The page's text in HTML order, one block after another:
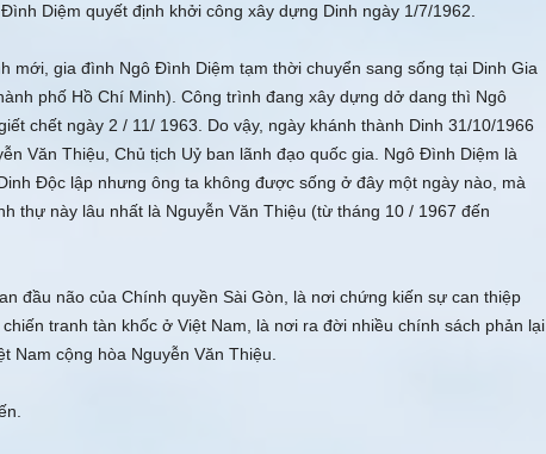
Diệm quyết định khởi công xây dựng Dinh ngày 1/7/1962.
mới, gia đình Ngô Ðình Diệm tạm thời chuyển sang sống tại Dinh Gia
phố Hồ Chí Minh). Công trình đang xây dựng dở dang thì Ngô
chết ngày 2 / 11/ 1963. Do vậy, ngày khánh thành Dinh 31/10/1966
Văn Thiệu, Chủ tịch Uỷ ban lãnh đạo quốc gia. Ngô Ðình Diệm là
Ðộc lập nhưng ông ta không được sống ở đây một ngày nào, mà
thự này lâu nhất là Nguyễn Văn Thiệu (từ tháng 10 / 1967 đến
đầu não của Chính quyền Sài Gòn, là nơi chứng kiến sự can thiệp
tranh tàn khốc ở Việt Nam, là nơi ra đời nhiều chính sách phản lại
Nam cộng hòa Nguyễn Văn Thiệu.